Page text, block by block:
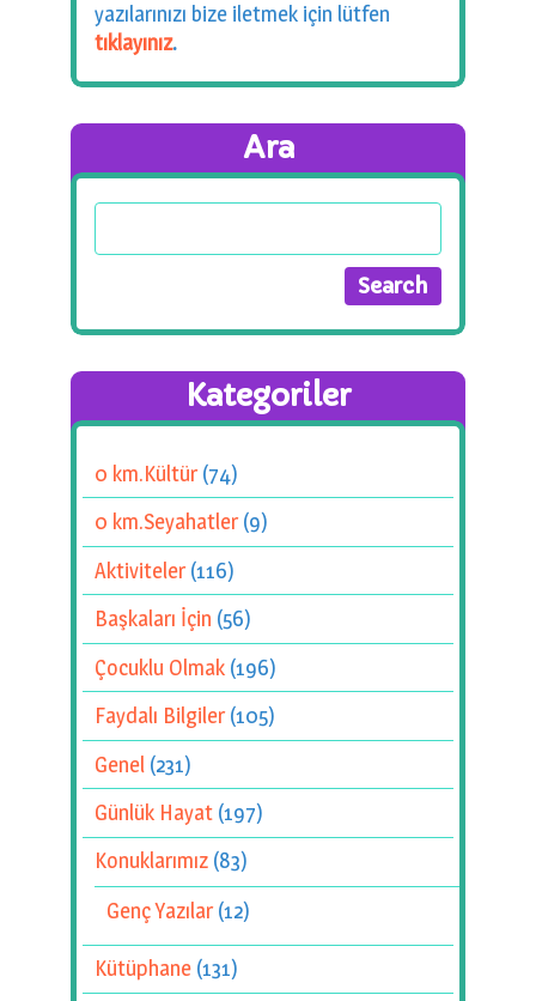
yazılarınızı bize iletmek için lütfen
tıklayınız.
Ara
Kategoriler
0 km.Kültür(74)
0 km.Seyahatler(9)
Aktiviteler(116)
Başkaları İçin (56)
Çocuklu Olmak (196)
Faydalı Bilgiler(105)
Genel (231)
Günlük Hayat (197)
Konuklarımız (83)
Genç Yazılar(12)
Kütüphane (131)